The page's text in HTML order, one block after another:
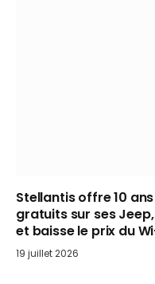
Stellantis offre 10
gratuits sur ses
et baisse le prix du
19 juillet 2026